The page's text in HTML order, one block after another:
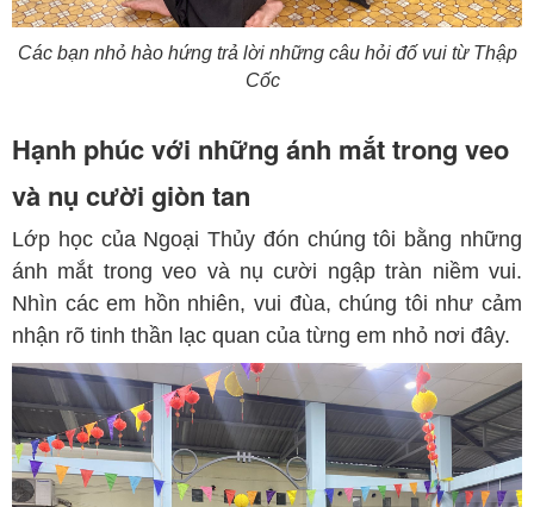
Các bạn nhỏ hào hứng trả lời những câu hỏi đố vui từ Thập
Cốc
Hạnh phúc với những ánh mắt trong veo
và nụ cười giòn tan
Lớp học của Ngoại Thủy đón chúng tôi bằng những
ánh mắt trong veo và nụ cười ngập tràn niềm vui.
Nhìn các em hồn nhiên, vui đùa, chúng tôi như cảm
nhận rõ tinh thần lạc quan của từng em nhỏ nơi đây.